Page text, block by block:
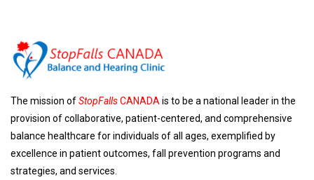
The mission ofStopFallsCANADA is to be a national leader in the
provision of collaborative, patient-centered, and comprehensive
balance healthcare for individuals of all ages, exemplified by
excellence in patient outcomes, fall prevention programs and
strategies, and services.